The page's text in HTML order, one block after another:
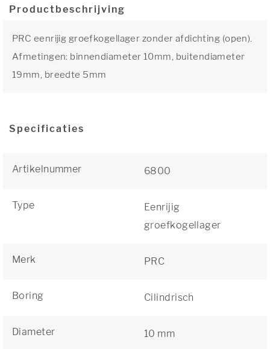
Productbeschrijving
PRC eenrijig groefkogellager zonder afdichting (open).
Afmetingen: binnendiameter 10mm, buitendiameter
19mm, breedte 5mm
Specificaties
Artikelnummer 6800
Type
Eenrijig
groefkogellager
Merk PRC
Boring Cilindrisch
Diameter 10 mm